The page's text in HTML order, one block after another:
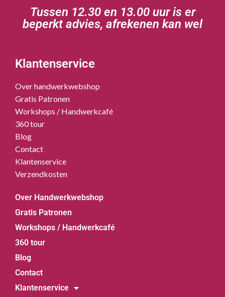
Tussen 12.30 en 13.00 uur is er
beperkt advies, afrekenen kan wel
Klantenservice
Over handwerkwebshop
Gratis Patronen
Workshops / Handwerkcafé
360 tour
Blog
Contact
Klantenservice
Verzendkosten
Over Handwerkwebshop
Gratis Patronen
Workshops / Handwerkcafé
360 tour
Blog
Contact
Klantenservice